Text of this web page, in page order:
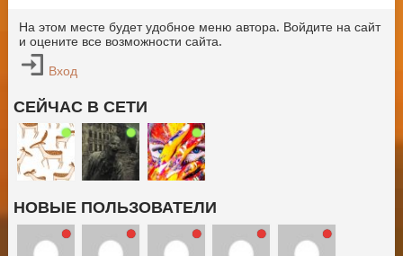
На этом месте будет удобное меню автора. Войдите на сайт
и оцените все возможности сайта.
Вход
СЕЙЧАС В СЕТИ
НОВЫЕ ПОЛЬЗОВАТЕЛИ